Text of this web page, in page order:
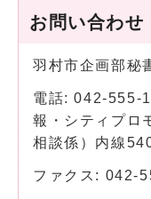
お問い合わせ
羽村市企画部秘
電話: 042-555-
報・シティプロ
相談係）内線
ファクス: 042-